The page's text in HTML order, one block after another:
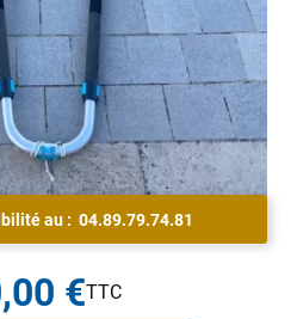
au : 04.89.79.74.81
€